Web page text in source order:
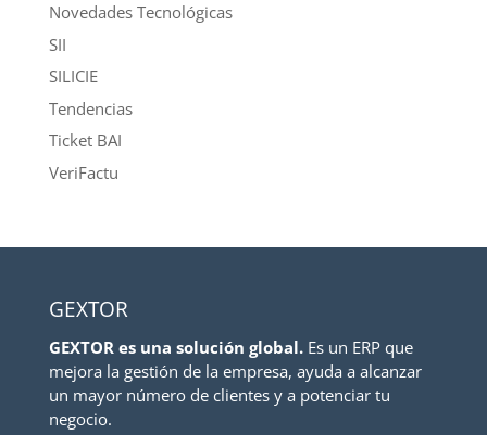
Novedades Tecnológicas
SII
SILICIE
Tendencias
Ticket BAI
VeriFactu
GEXTOR
GEXTOR es una solución global.Es un ERP que
mejora la gestión de la empresa, ayuda a alcanzar
un mayor número de clientes y a potenciar tu
negocio.